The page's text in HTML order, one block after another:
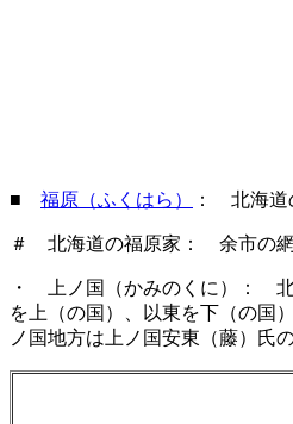
■ 福原（ふくはら） ： 北海
＃ 北海道の福原家： 余市の網
・ 上ノ国（かみのくに）：
を上（の国）、以東を下（の国
ノ国地方は上ノ国安東（藤）氏